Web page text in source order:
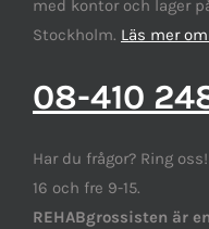
med kontor och lager
Stockholm. Läs mer
08-410
Har du frågor? Ring
16 och fre 9-15.
REHABgrossisten är